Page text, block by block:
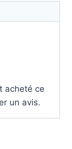
acheté ce
un avis.